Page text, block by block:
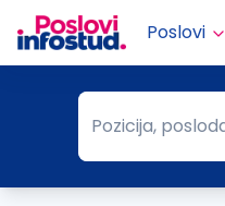
Poslovi
Pozicija,
Pozicija,